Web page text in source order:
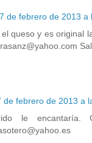
de febrero de 2013 a
queso y es original
de febrero de 2013 a
le encantaría.